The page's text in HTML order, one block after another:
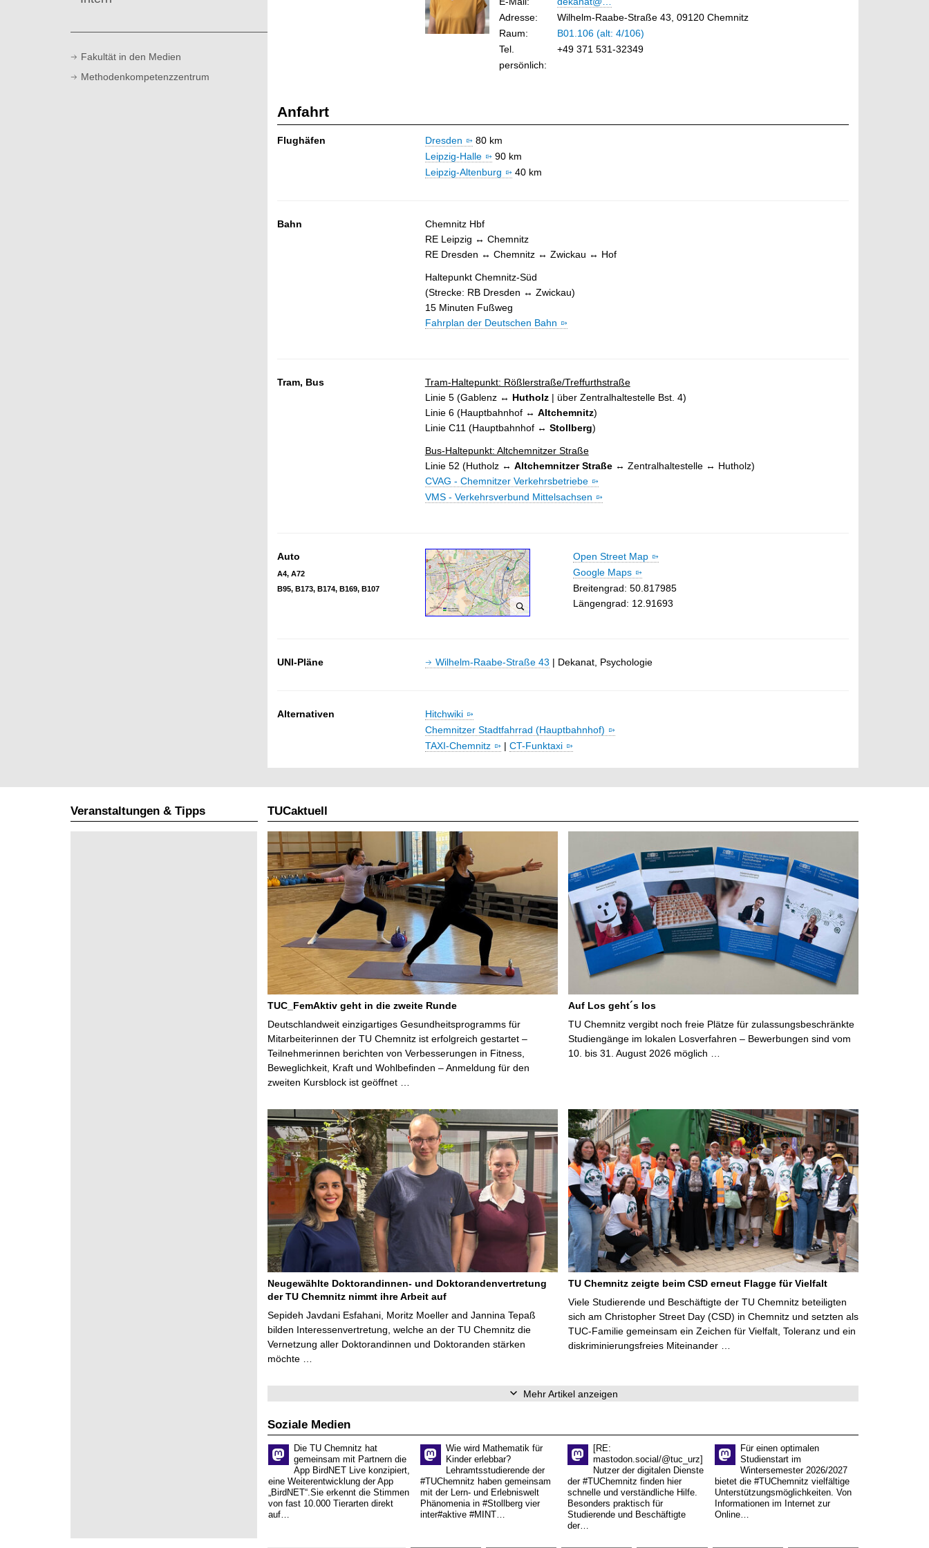
Fakultät in den Medien
Methodenkompetenzzentrum
Adresse:
Wilhelm-Raabe-Straße 43, 09120 Chemnitz
Raum:
B01.106 (alt: 4/106)
Tel.
persönlich:
+49 371 531-32349
Anfahrt
Flughäfen Dresden
80 km
Leipzig-Halle
90 km
Leipzig-Altenburg
40 km
Bahn
Chemnitz Hbf
RE Leipzig ↔ Chemnitz
RE Dresden ↔ Chemnitz ↔ Zwickau ↔ Hof
Haltepunkt Chemnitz-Süd
(Strecke: RB Dresden ↔ Zwickau)
15 Minuten Fußweg
Fahrplan der Deutschen Bahn
Tram, Bus
Tram-Haltepunkt: Rößlerstraße/Treffurthstraße
Linie 5 (Gablenz ↔ Hutholz| über Zentralhaltestelle Bst. 4)
Linie 6 (Hauptbahnhof ↔ Altchemnitz)
Linie C11 (Hauptbahnhof ↔ Stollberg)
Bus-Haltepunkt: Altchemnitzer Straße
Linie 52 (Hutholz ↔ Altchemnitzer Straße↔ Zentralhaltestelle ↔ Hutholz)
CVAG - Chemnitzer Verkehrsbetriebe
VMS - Verkehrsverbund Mittelsachsen
Auto
A4, A72
B95, B173, B174, B169, B107
f
r
z
u
m
U
-
S
t
a
n
d
r
t
W
.
a
a
b
t
r
a
ß
3
Open Street Map
Google Maps
Breitengrad: 50.817985
Längengrad: 12.91693
UNI-Pläne Wilhelm-Raabe-Straße 43 | Dekanat, Psychologie
Alternativen
Hitchwiki
Chemnitzer Stadtfahrrad (Hauptbahnhof)
TAXI-Chemnitz
| CT-Funktaxi
TUCaktuell
TUC_FemAktiv geht in die zweite Runde
Deutschlandweit einzigartiges Gesundheitsprogramms für
Mitarbeiterinnen der TU Chemnitz ist erfolgreich gestartet –
Teilnehmerinnen berichten von Verbesserungen in Fitness,
Beweglichkeit, Kraft und Wohlbefinden – Anmeldung für den
zweiten Kursblock ist geöffnet …
Auf Los geht´s los
TU Chemnitz vergibt noch freie Plätze für zulassungsbeschränkte
Studiengänge im lokalen Losverfahren – Bewerbungen sind vom
10. bis 31. August 2026 möglich …
Neugewählte Doktorandinnen- und Doktorandenvertretung
der TU Chemnitz nimmt ihre Arbeit auf
Sepideh Javdani Esfahani, Moritz Moeller and Jannina Tepaß
bilden Interessenvertretung, welche an der TU Chemnitz die
Vernetzung aller Doktorandinnen und Doktoranden stärken
möchte …
TU Chemnitz zeigte beim CSD erneut Flagge für Vielfalt
Viele Studierende und Beschäftigte der TU Chemnitz beteiligten
sich am Christopher Street Day (CSD) in Chemnitz und setzten als
TUC-Familie gemeinsam ein Zeichen für Vielfalt, Toleranz und ein
diskriminierungsfreies Miteinander …
Mehr Artikel anzeigen
Veranstaltungen & Tipps
Soziale Medien
Die TU Chemnitz hat
gemeinsam mit Partnern die
App BirdNET Live konzipiert,
eine Weiterentwicklung der App
„BirdNET“.Sie erkennt die Stimmen
von fast 10.000 Tierarten direkt
auf…
Wie wird Mathematik für
Kinder erlebbar?
Lehramtsstudierende der
#TUChemnitz haben gemeinsam
mit der Lern- und Erlebniswelt
Phänomenia in #Stollberg vier
inter#aktive #MINT…
[RE:
mastodon.social/@tuc_urz]
Nutzer der digitalen Dienste
der #TUChemnitz finden hier
schnelle und verständliche Hilfe.
Besonders praktisch für
Studierende und Beschäftigte
der…
Für einen optimalen
Studienstart im
Wintersemester 2026/2027
bietet die #TUChemnitz vielfältige
Unterstützungsmöglichkeiten. Von
Informationen im Internet zur
Online…